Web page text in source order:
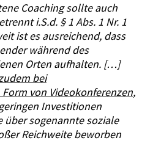
Coaching sollte auch
i.S.d. § 1 Abs. 1 Nr. 1
ist es ausreichend, dass
während des
Orten aufhalten. […]
bei
von Videokonferenzen,
Investitionen
sogenannte soziale
Reichweite beworben